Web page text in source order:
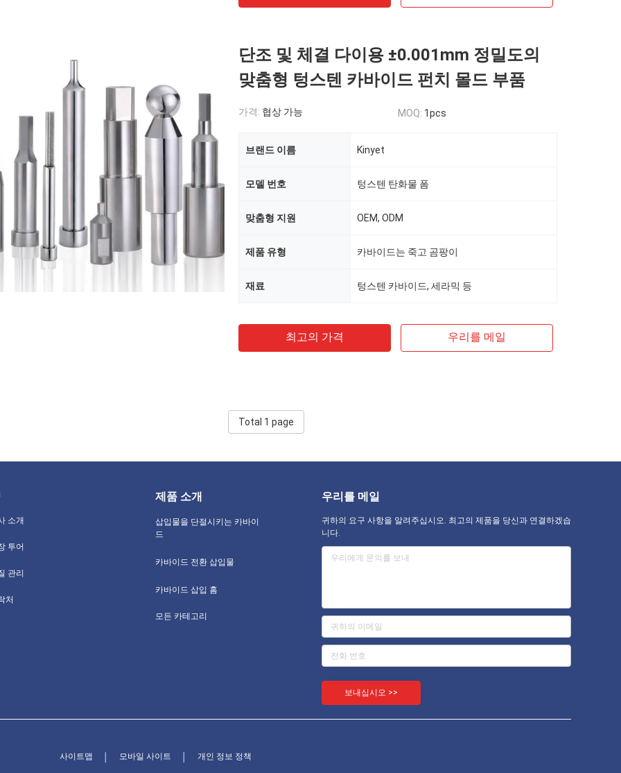
단조 및 체결 다이용 ±0.001mm 정밀도의
맞춤형 텅스텐 카바이드 펀치 몰드 부품
가격: 협상 가능 MOQ: 1pcs
브랜드 이름 Kinyet
모델 번호 텅스텐 탄화물 폼
맞춤형 지원 OEM, ODM
제품 유형 카바이드는 죽고 곰팡이
재료 텅스텐 카바이드, 세라믹 등
최고의 가격 우리를 메일
Total 1 page
소개
투어
관리
처
제품 소개
삽입물을 단절시키는 카바이
드
카바이드 전환 삽입물
카바이드 삽입 홈
모든 카테고리
우리를 메일
귀하의 요구 사항을 알려주십시오. 최고의 제품을 당신과 연결하겠습
니다.
보내십시오 >>
사이트맵 모바일 사이트 개인 정보 정책